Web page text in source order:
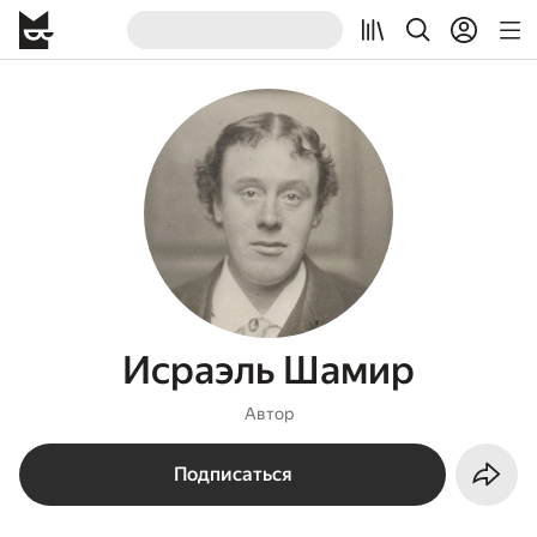
Исраэль Шамир
Автор
Подписаться